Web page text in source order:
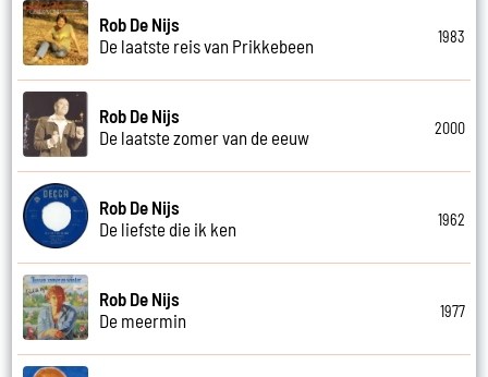
Rob De Nijs
De laatste reis van Prikkebeen
1983
Rob De Nijs
De laatste zomer van de eeuw
2000
Rob De Nijs
De liefste die ik ken
1962
Rob De Nijs
De meermin
1977